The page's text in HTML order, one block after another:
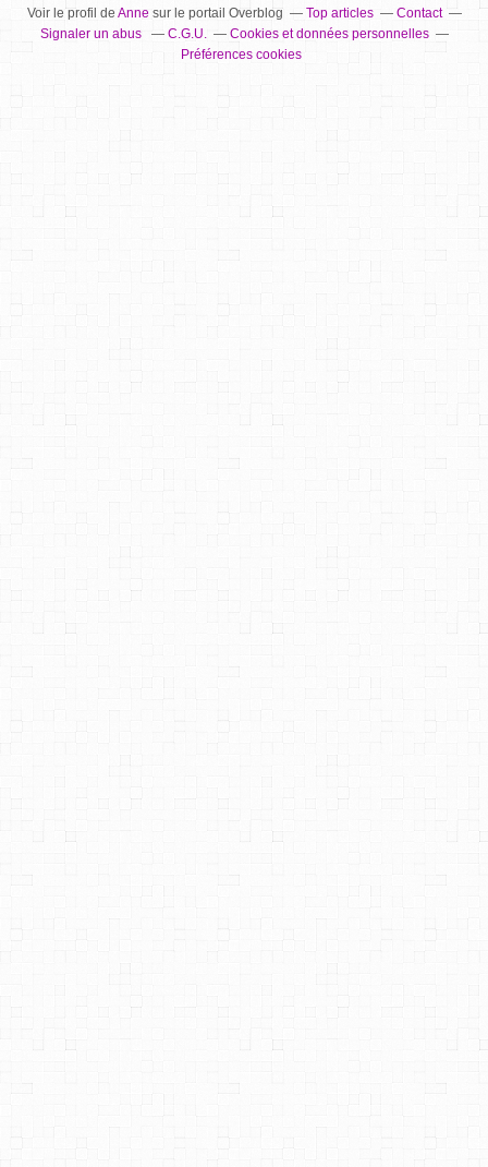
Voir le profil de Annesur le portail Overblog Top articles
Contact
Signaler un abus
C.G.U.
Cookies et données personnelles
Préférences cookies